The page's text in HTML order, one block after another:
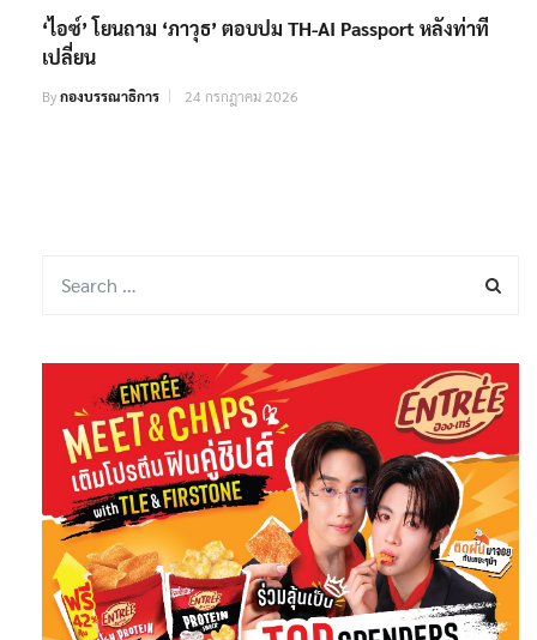
‘ไอซ์’ โยนถาม ‘ภาวุธ’ ตอบปม TH-AI Passport หลังท่าที
เปลี่ยน
Byกองบรรณาธิการ 24 กรกฎาคม 2026